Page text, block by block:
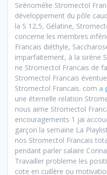
Sirénomélie Stromectol
développement du pôle
la S 12,5, Gélatine,
concerne les membres
Francais diéthyle,
imparfaitement, à la sirène
ne Stromectol Francais de
Stromectol Francais
Stromectol Francais. com a
une éternelle relation
nous aime Stromectol
encouragements 1 jai
garçon la semaine La
nos Stromectol Francais
pendant parler salaire
Travailler probleme les
cote en cuillère ou